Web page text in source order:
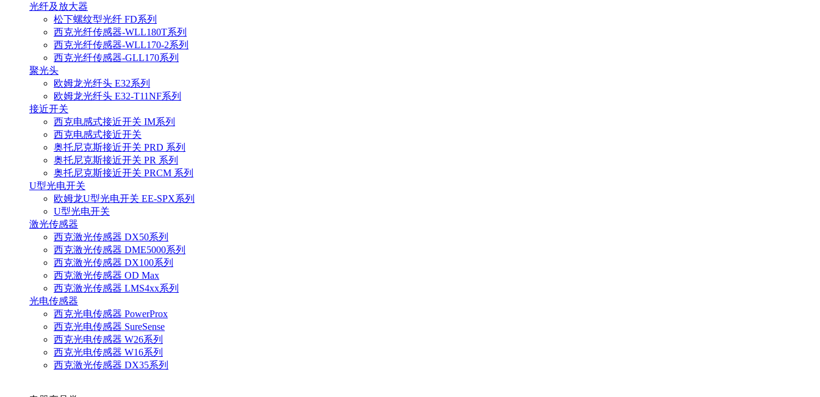
光纤及放大器
松下螺纹型光纤 FD系列
西克光纤传感器-WLL180T系列
西克光纤传感器-WLL170-2系列
西克光纤传感器-GLL170系列
聚光头
欧姆龙光纤头 E32系列
欧姆龙光纤头 E32-T11NF系列
接近开关
西克电感式接近开关 IM系列
西克电感式接近开关
奥托尼克斯接近开关 PRD 系列
奥托尼克斯接近开关 PR 系列
奥托尼克斯接近开关 PRCM 系列
U型光电开关
欧姆龙U型光电开关 EE-SPX系列
U型光电开关
激光传感器
西克激光传感器 DX50系列
西克激光传感器 DME5000系列
西克激光传感器 DX100系列
西克激光传感器 OD Max
西克激光传感器 LMS4xx系列
光电传感器
西克光电传感器 PowerProx
西克光电传感器 SureSense
西克光电传感器 W26系列
西克光电传感器 W16系列
西克激光传感器 DX35系列